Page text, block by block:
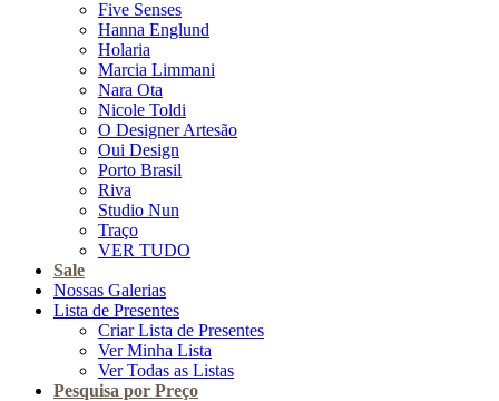
Five Senses
Hanna Englund
Holaria
Marcia Limmani
Nara Ota
Nicole Toldi
O Designer Artesão
Oui Design
Porto Brasil
Riva
Studio Nun
Traço
VER TUDO
Sale
Nossas Galerias
Lista de Presentes
Criar Lista de Presentes
Ver Minha Lista
Ver Todas as Listas
Pesquisa por Preço